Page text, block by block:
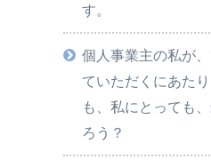
す。
個人事業主の私が
ていただくにあた
も、私にとっても
ろう？